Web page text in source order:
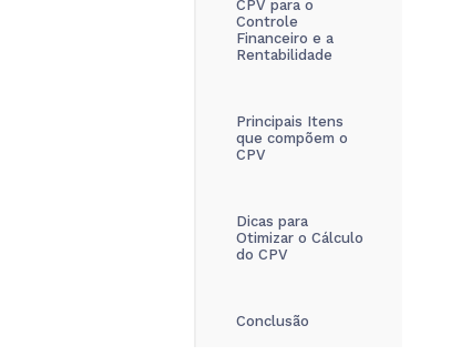
CPV para o
Controle
Financeiro e a
Rentabilidade
Principais Itens
que compõem o
CPV
Dicas para
Otimizar o Cálculo
do CPV
Conclusão